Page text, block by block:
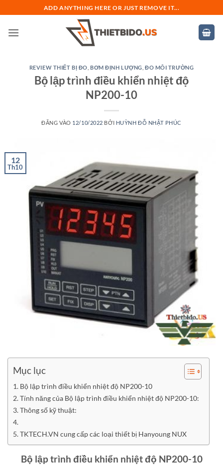
qua
nội
ADD ANYTHING HERE OR JUST REMOVE IT...
REVIEW THIẾT BỊ ĐO BƠM ĐỊNH LƯỢNG ĐO MÔI TRƯỜNG
Bộ lập trình điều khiển nhiệt độ
NP200-10
ĐĂNG VÀO 12/10/2022 BỞI HUỲNH ĐỖ NHẬT PHÚC
12
Th10
Mục lục
Bộ lập trình điều khiển nhiệt độ NP200-10
Tính năng của Bộ lập trình điều khiển nhiệt độ NP200-10:
Thông số kỹ thuật:
TKTECH.VN cung cấp các loại thiết bị Hanyoung NUX
Bộ lập trình điều khiển nhiệt độ NP200-10